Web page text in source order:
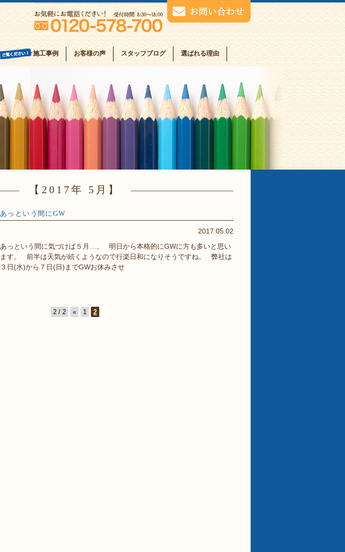
施工事例 お客様の声 スタッフブログ 選ばれる理由
2017年 5月
あっという間にGW
2017.05.02
あっという間に気づけば５月…。 明日から本格的にGWに方も多いと思い
ます。 前半は天気が続くようなので行楽日和になりそうですね。 弊社は
３日(水)から７日(日)までGWお休みさせ
2 / 2 « 1 2